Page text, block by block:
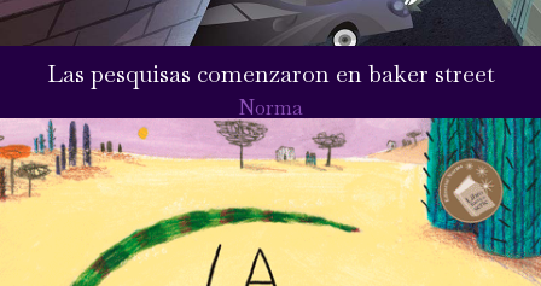
Las pesquisas comenzaron en baker street
Norma